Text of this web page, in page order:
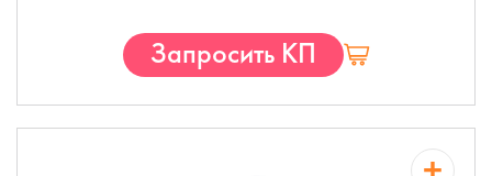
Запросить КП